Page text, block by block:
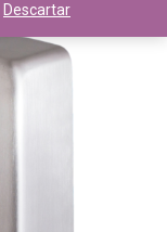
Descartar